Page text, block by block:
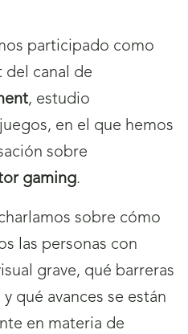
participado como
del canal de
, estudio
en el que hemos
sobre
gaming.
sobre cómo
las personas con
grave, qué barreras
qué avances se están
en materia de